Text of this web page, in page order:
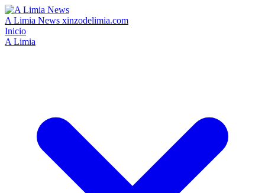
A Limia News xinzodelimia.com
Inicio
A Limia